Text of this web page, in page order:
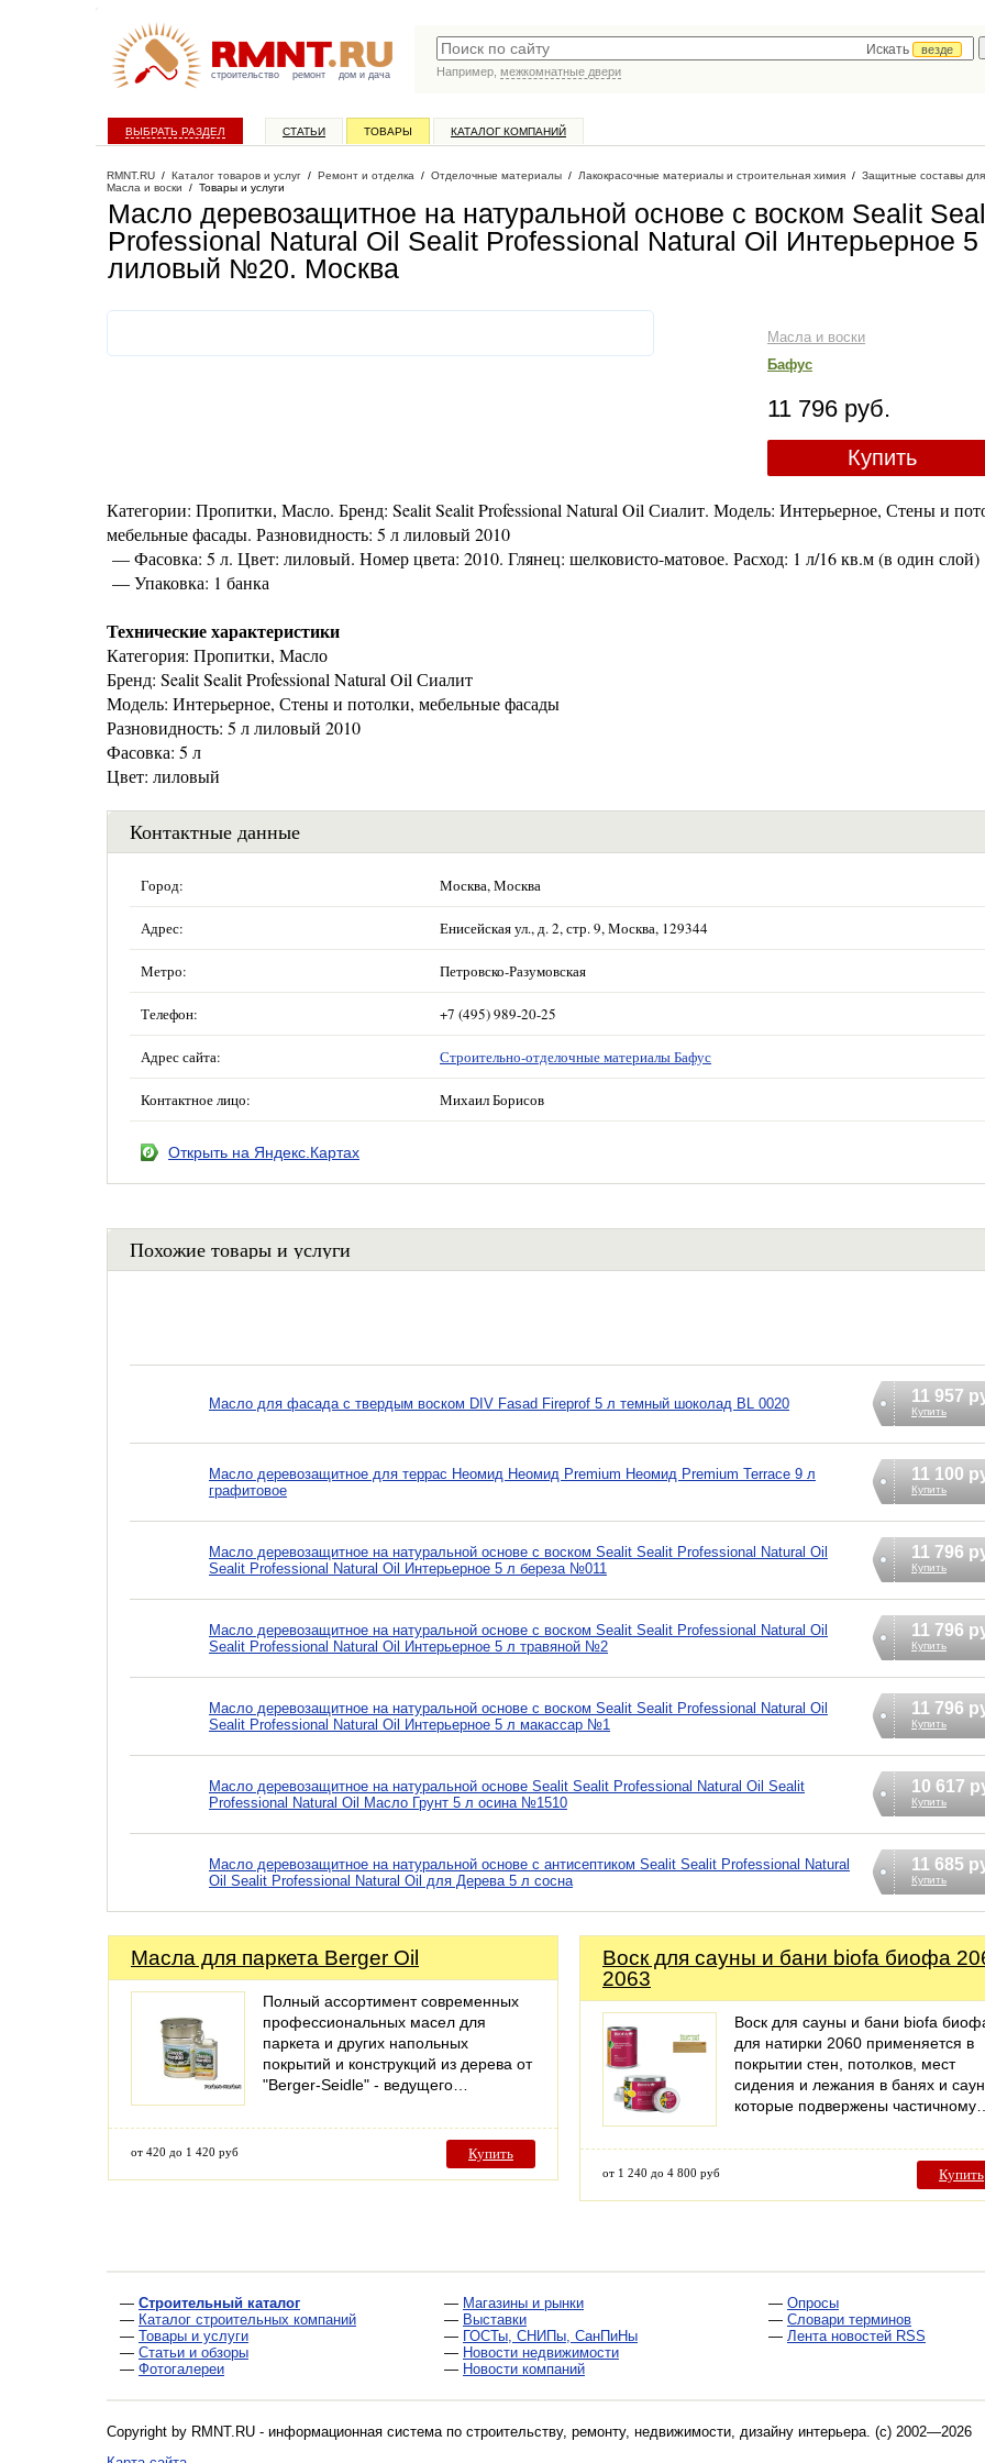
строительство ремонт дом и дача
Искать
везде
Например, межкомнатные двери
ВЫБРАТЬ РАЗДЕЛ СТАТЬИ ТОВАРЫ КАТАЛОГ КОМПАНИЙ
RMNT.RU / Каталог товаров и услуг / Ремонт и отделка / Отделочные материалы / Лакокрасочные материалы и строительная химия / Защитные составы
Масла и воски / Товары и услуги
Масло деревозащитное на натуральной основе с воском Sealit
Professional Natural Oil Sealit Professional Natural Oil Интерьерное 5
лиловый №20. Москва
Масла и воски
Бафус
11 796 руб.
Купить
Категории: Пропитки, Масло. Бренд: Sealit Sealit Professional Natural Oil Сиалит. Модель: Интерьерное, Стены и
мебельные фасады. Разновидность: 5 л лиловый 2010
— Фасовка: 5 л. Цвет: лиловый. Номер цвета: 2010. Глянец: шелковисто-матовое. Расход: 1 л/16 кв.м (в один слой)
— Упаковка: 1 банка
Технические характеристики
Категория: Пропитки, Масло
Бренд: Sealit Sealit Professional Natural Oil Сиалит
Модель: Интерьерное, Стены и потолки, мебельные фасады
Разновидность: 5 л лиловый 2010
Фасовка: 5 л
Цвет: лиловый
Контактные данные
Город: Москва, Москва
Адрес: Енисейская ул., д. 2, стр. 9, Москва, 129344
Метро: Петровско-Разумовская
Телефон: +7 (495) 989-20-25
Адрес сайта: Строительно-отделочные материалы Бафус
Контактное лицо: Михаил Борисов
Открыть на Яндекс.Картах
Похожие товары и услуги
Масло для фасада с твердым воском DIV Fasad Fireprof 5 л темный шоколад BL 0020 11 957
Купить
Масло деревозащитное для террас Неомид Неомид Premium Неомид Premium Terrace 9 л
графитовое
11 100
Купить
Масло деревозащитное на натуральной основе с воском Sealit Sealit Professional Natural Oil
Sealit Professional Natural Oil Интерьерное 5 л береза №011
11 796
Купить
Масло деревозащитное на натуральной основе с воском Sealit Sealit Professional Natural Oil
Sealit Professional Natural Oil Интерьерное 5 л травяной №2
11 796
Купить
Масло деревозащитное на натуральной основе с воском Sealit Sealit Professional Natural Oil
Sealit Professional Natural Oil Интерьерное 5 л макассар №1
11 796
Купить
Масло деревозащитное на натуральной основе Sealit Sealit Professional Natural Oil Sealit
Professional Natural Oil Масло Грунт 5 л осина №1510
10 617
Купить
Масло деревозащитное на натуральной основе с антисептиком Sealit Sealit Professional Natural
Oil Sealit Professional Natural Oil для Дерева 5 л сосна
11 685
Купить
Масла для паркета Berger Oil
Полный ассортимент современных
профессиональных масел для
паркета и других напольных
покрытий и конструкций из дерева от
"Berger-Seidle" - ведущего…
от 420 до 1 420 руб Купить
Воск для сауны и бани biofa биофа
2063
Воск для сауны и бани biofa
для натирки 2060 применяется в
покрытии стен, потолков, мест
сидения и лежания в банях и
которые подвержены частичному…
от 1 240 до 4 800 руб Купить
— Строительный каталог
— Каталог строительных компаний
— Товары и услуги
— Статьи и обзоры
— Фотогалереи
— Магазины и рынки
— Выставки
— ГОСТы, СНИПы, СанПиНы
— Новости недвижимости
— Новости компаний
— Опросы
— Словари терминов
— Лента новостей RSS
Copyright by RMNT.RU - информационная система по строительству, ремонту, недвижимости, дизайну интерьера . (c) 2002—2026